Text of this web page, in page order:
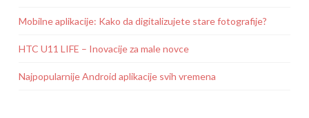
Mobilne aplikacije: Kako da digitalizujete stare fotografije?
HTC U11 LIFE – Inovacije za male novce
Najpopularnije Android aplikacije svih vremena